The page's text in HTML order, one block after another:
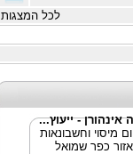
לכל המצגות
אינהורן - ייעוץ...
מיסוי וחשבונאות
אזור כפר שמואל